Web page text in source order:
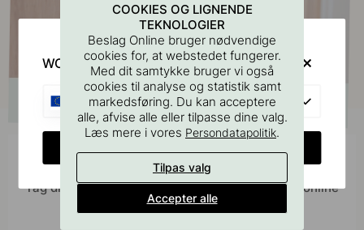
Bliv inspireret af andre
Tag dine billeder med #beslagonline & @beslagonline
for at blive set her!
COOKIES OG LIGNENDE
TEKNOLOGIER
Beslag Online bruger nødvendige
cookies for, at webstedet fungerer.
Med dit samtykke bruger vi også
cookies til analyse og statistik samt
markedsføring. Du kan acceptere
alle, afvise alle eller tilpasse dine valg.
Læs mere i vores Persondatapolitik.
Tilpas valg
Accepter alle
WOULD YOU RATHER VISIT?
EU